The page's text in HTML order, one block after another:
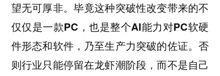
望无可厚非。毕竟这种突破性改变带来的不
仅仅是一款PC，也是整个AI能力对PC软硬
件形态和软件，乃至生产力突破的佐证。否
则行业只能停留在龙虾潮阶段，而不是自己